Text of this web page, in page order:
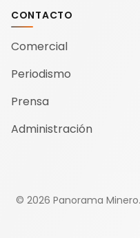
CONTACTO
Comercial
Periodismo
Prensa
Administración
© 2026 Panorama Minero.